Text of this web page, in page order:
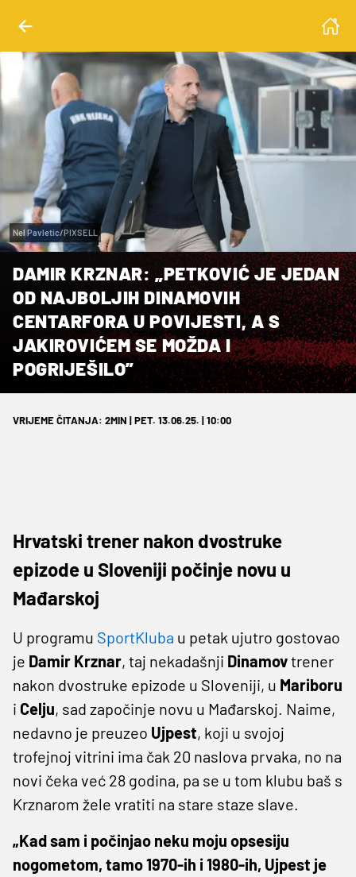
Nel Pavletic/PIXSELL
DAMIR KRZNAR: „PETKOVIĆ JE JEDAN
OD NAJBOLJIH DINAMOVIH
CENTARFORA U POVIJESTI, A S
JAKIROVIĆEM SE MOŽDA I
POGRIJEŠILO”
VRIJEME ČITANJA: 2MIN | PET. 13.06.25. | 10:00
Hrvatski trener nakon dvostruke
epizode u Sloveniji počinje novu u
Mađarskoj
U programu SportKluba u petak ujutro gostovao
je Damir Krznar, taj nekadašnji Dinamovtrener
nakon dvostruke epizode u Sloveniji, u Mariboru
i Celju, sad započinje novu u Mađarskoj. Naime,
nedavno je preuzeo Ujpest, koji u svojoj
trofejnoj vitrini ima čak 20 naslova prvaka, no na
novi čeka već 28 godina, pa se u tom klubu baš s
Krznarom žele vratiti na stare staze slave.
„Kad sam i počinjao neku moju opsesiju
nogometom, tamo 1970-ih i 1980-ih, Ujpest je